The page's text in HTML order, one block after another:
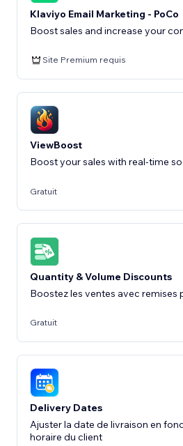
Klaviyo Email Marketing - PoCo
Boost sales and increase your
Site Premium requis
ViewBoost
Boost your sales with real-time
Gratuit
Quantity & Volume Discounts
Boostez les ventes avec remises
Gratuit
Delivery Dates
Ajuster la date de livraison en
horaire du client